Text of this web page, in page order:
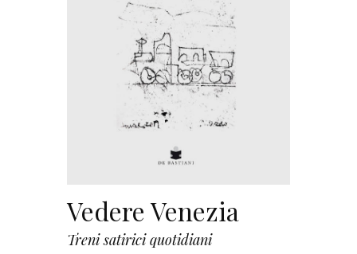
Vedere Venezia
Treni satirici quotidiani